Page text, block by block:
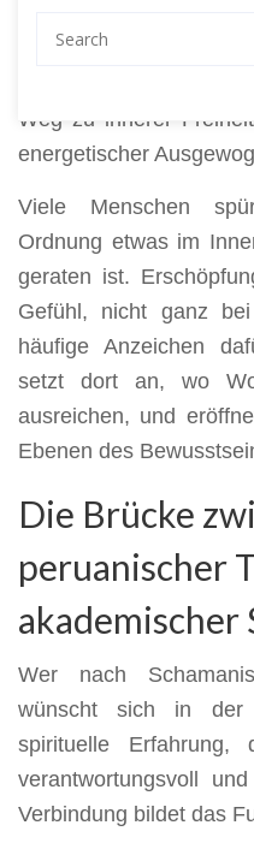
in Balingen, der
Weg zu innerer
energetischer
Viele Menschen
Ordnung etwas im
geraten ist.
Gefühl, nicht ganz
häufige Anzeichen
setzt dort an, wo
ausreichen, und
Ebenen des
Die Brücke
peruanischer
akademischer
Wer nach
wünscht sich in der
spirituelle Erfahrung,
verantwortungsvoll
Verbindung bildet das